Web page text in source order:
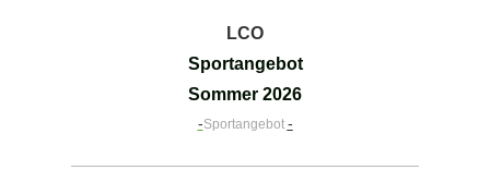
LCO
Sportangebot
Sommer 2026
-Sportangebot -